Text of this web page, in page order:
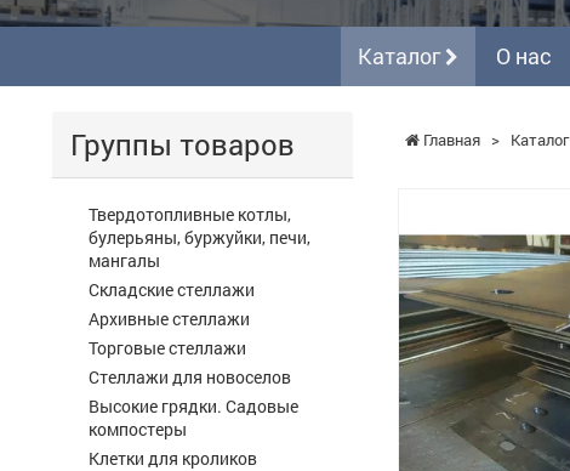
Каталог О нас
Главная > Каталог
Группы товаров
Твердотопливные котлы,
булерьяны, буржуйки, печи,
мангалы
Складские стеллажи
Архивные стеллажи
Торговые стеллажи
Стеллажи для новоселов
Высокие грядки. Садовые
компостеры
Клетки для кроликов